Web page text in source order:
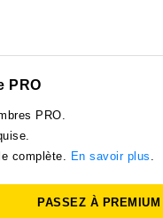
PRO
PRO.
complète. En savoir plus .
PASSEZ À PREMIUM